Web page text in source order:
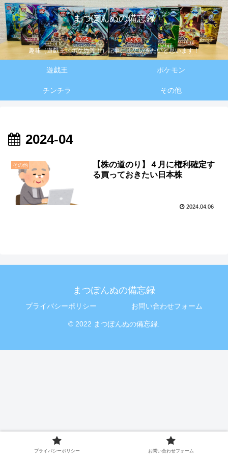
まつぽんぬの備忘録
趣味（遊戯王・ポケカ等！）記事にしていきたいと思います！
遊戯王 ポケモン
チンチラ その他
2024-04
その他
【株の道のり】４月に権利確定す
る買っておきたい日本株
2024.04.06
まつぽんぬの備忘録
プライバシーポリシー お問い合わせフォーム
© 2022 まつぽんぬの備忘録.
プライバシーポリシー お問い合わせフォーム